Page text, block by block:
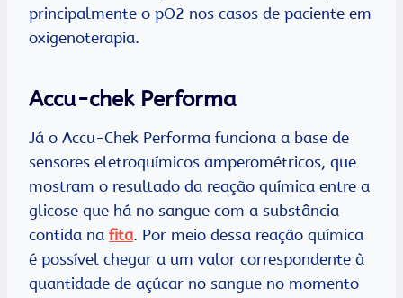
principalmente o pO2 nos casos de paciente em
oxigenoterapia.
Accu-chek Performa
Já o Accu-Chek Performa funciona a base de
sensores eletroquímicos amperométricos, que
mostram o resultado da reação química entre a
glicose que há no sangue com a substância
contida na fita. Por meio dessa reação química
é possível chegar a um valor correspondente à
quantidade de açúcar no sangue no momento